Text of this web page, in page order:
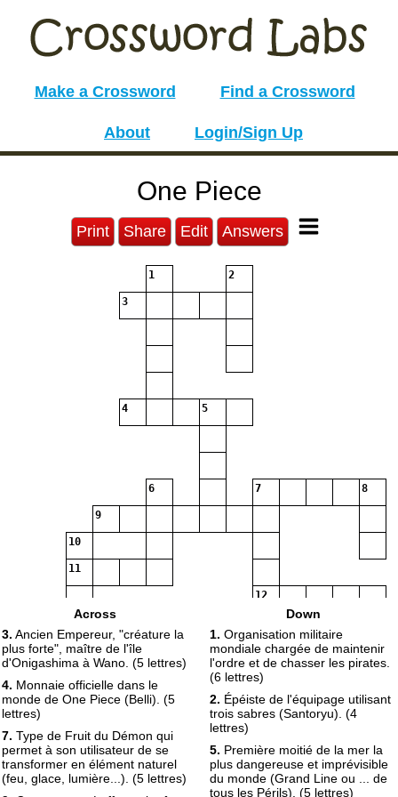
Make a Crossword Find a Crossword
About Login/Sign Up
One Piece
Print Share Edit Answers
1 2
3
4 5
6 7 8
9
10
11
12
Across
3. Ancien Empereur, "créature la
plus forte", maître de l'île
d'Onigashima à Wano. (5 lettres)
4. Monnaie officielle dans le
monde de One Piece (Belli). (5
lettres)
7. Type de Fruit du Démon qui
permet à son utilisateur de se
transformer en élément naturel
(feu, glace, lumière...). (5 lettres)
Down
1. Organisation militaire
mondiale chargée de maintenir
l'ordre et de chasser les pirates.
(6 lettres)
2. Épéiste de l'équipage utilisant
trois sabres (Santoryu). (4
lettres)
5. Première moitié de la mer la
plus dangereuse et imprévisible
du monde (Grand Line ou ... de
tous les Périls). (5 lettres)